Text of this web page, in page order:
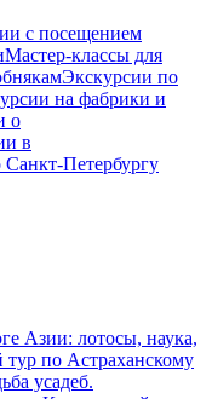
с посещением
Мастер-классы для
Экскурсии по
на фабрики и
о
в
Петербургу
Азии: лотосы, наука,
по Астраханскому
усадеб.